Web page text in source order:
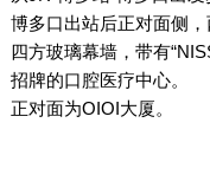
博多口出站后正对面侧，
四方玻璃幕墙，带有
招牌的口腔医疗中心。
正对面为OIOI大厦。